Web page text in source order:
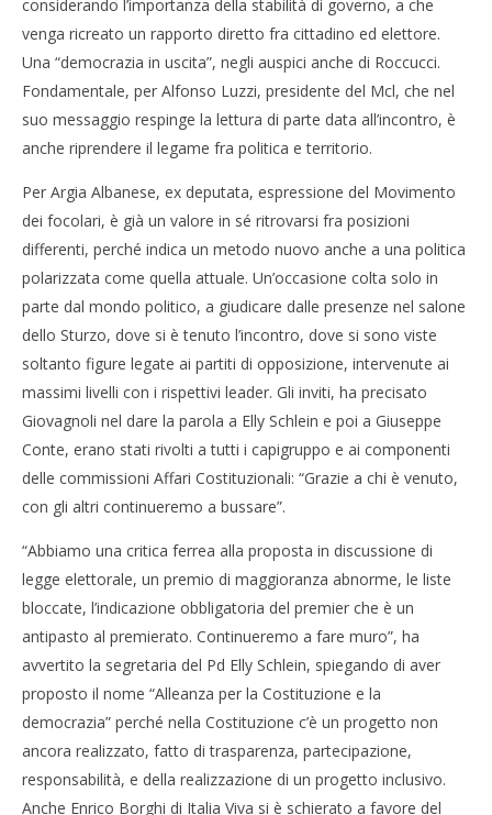
considerando l’importanza della stabilità di governo, a che
venga ricreato un rapporto diretto fra cittadino ed elettore.
Una “democrazia in uscita”, negli auspici anche di Roccucci.
Fondamentale, per Alfonso Luzzi, presidente del Mcl, che nel
suo messaggio respinge la lettura di parte data all’incontro, è
anche riprendere il legame fra politica e territorio.
Per Argia Albanese, ex deputata, espressione del Movimento
dei focolari, è già un valore in sé ritrovarsi fra posizioni
differenti, perché indica un metodo nuovo anche a una politica
polarizzata come quella attuale. Un’occasione colta solo in
parte dal mondo politico, a giudicare dalle presenze nel salone
dello Sturzo, dove si è tenuto l’incontro, dove si sono viste
soltanto figure legate ai partiti di opposizione, intervenute ai
massimi livelli con i rispettivi leader. Gli inviti, ha precisato
Giovagnoli nel dare la parola a Elly Schlein e poi a Giuseppe
Conte, erano stati rivolti a tutti i capigruppo e ai componenti
delle commissioni Affari Costituzionali: “Grazie a chi è venuto,
con gli altri continueremo a bussare”.
“Abbiamo una critica ferrea alla proposta in discussione di
legge elettorale, un premio di maggioranza abnorme, le liste
bloccate, l’indicazione obbligatoria del premier che è un
antipasto al premierato. Continueremo a fare muro”, ha
avvertito la segretaria del Pd Elly Schlein, spiegando di aver
proposto il nome “Alleanza per la Costituzione e la
democrazia” perché nella Costituzione c’è un progetto non
ancora realizzato, fatto di trasparenza, partecipazione,
responsabilità, e della realizzazione di un progetto inclusivo.
Anche Enrico Borghi di Italia Viva si è schierato a favore del